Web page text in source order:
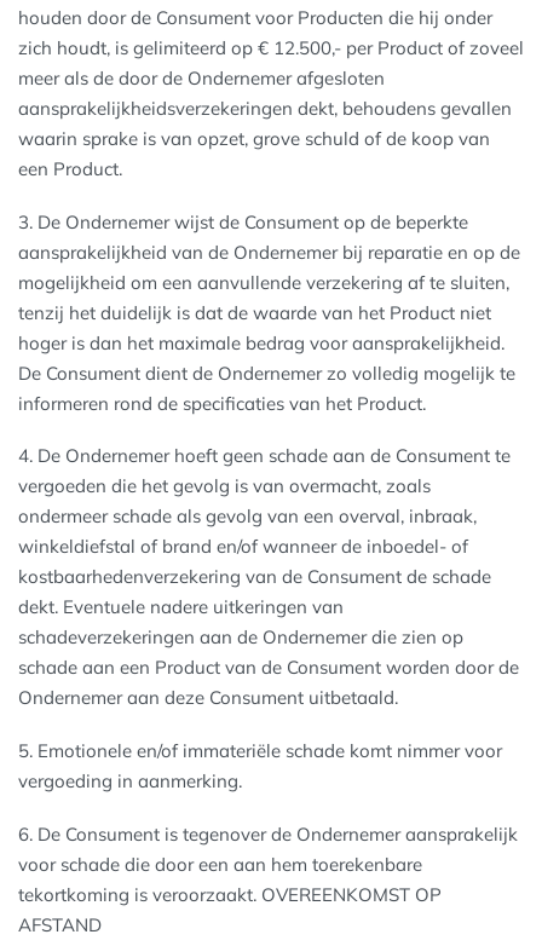
houden door de Consument voor Producten die hij onder
zich houdt, is gelimiteerd op € 12.500,- per Product of zoveel
meer als de door de Ondernemer afgesloten
aansprakelijkheidsverzekeringen dekt, behoudens gevallen
waarin sprake is van opzet, grove schuld of de koop van
een Product.
3. De Ondernemer wijst de Consument op de beperkte
aansprakelijkheid van de Ondernemer bij reparatie en op de
mogelijkheid om een aanvullende verzekering af te sluiten,
tenzij het duidelijk is dat de waarde van het Product niet
hoger is dan het maximale bedrag voor aansprakelijkheid.
De Consument dient de Ondernemer zo volledig mogelijk te
informeren rond de specificaties van het Product.
4. De Ondernemer hoeft geen schade aan de Consument te
vergoeden die het gevolg is van overmacht, zoals
ondermeer schade als gevolg van een overval, inbraak,
winkeldiefstal of brand en/of wanneer de inboedel- of
kostbaarhedenverzekering van de Consument de schade
dekt. Eventuele nadere uitkeringen van
schadeverzekeringen aan de Ondernemer die zien op
schade aan een Product van de Consument worden door de
Ondernemer aan deze Consument uitbetaald.
5. Emotionele en/of immateriële schade komt nimmer voor
vergoeding in aanmerking.
6. De Consument is tegenover de Ondernemer aansprakelijk
voor schade die door een aan hem toerekenbare
tekortkoming is veroorzaakt. OVEREENKOMST OP
AFSTAND